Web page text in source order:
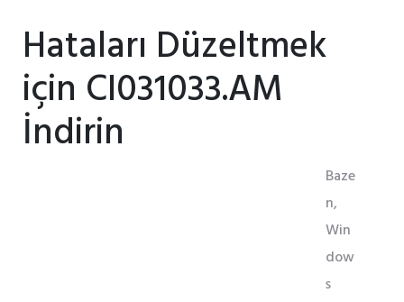
Hataları Düzeltmek
için CI031033.AM
İndirin
Baze
n,
Win
dow
s